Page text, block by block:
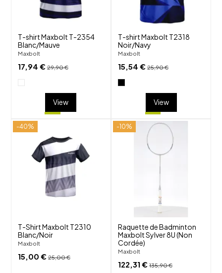
T-shirt Maxbolt T-2354
Blanc/Mauve
Maxbolt
17,94 €29,90 €
View
T-shirt Maxbolt T2318
Noir/Navy
Maxbolt
15,54 € 25,90 €
View
-40%
T-Shirt Maxbolt T2310
Blanc/Noir
Maxbolt
15,00 €25,00 €
-10%
Raquette de Badminton
Maxbolt Sylver 8U (Non
Cordée)
Maxbolt
122,31 € 135,90 €